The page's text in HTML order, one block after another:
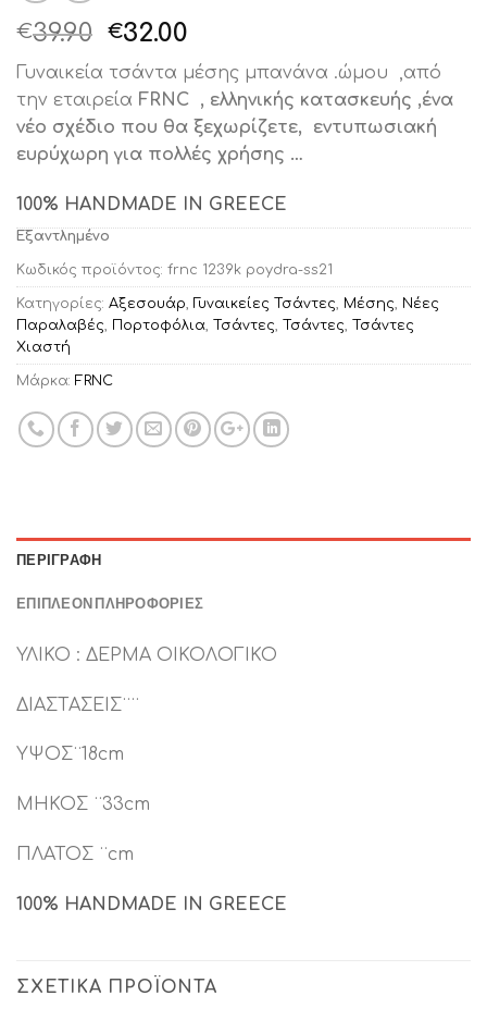
€39.90 Original
price
was:
€39.90.
€32.00
τρέχουσα
τιμή
είναι:
€32.00.
Γυναικεία τσάντα μέσης μπανάνα .ώμου ,από
την εταιρεία FRNC , ελληνικής κατασκευής ,ένα
νέο σχέδιο που θα ξεχωρίζετε, εντυπωσιακή
ευρύχωρη για πολλές χρήσης …
100% HANDMADE IN GREECE
Εξαντλημένο
Κωδικός προϊόντος: frnc 1239k poydra-ss21
Κατηγορίες: Αξεσουάρ, Γυναικείες Τσάντες, Μέσης, Νέες
Παραλαβές, Πορτοφόλια, Τσάντες, Τσάντες,
Τσάντες
Χιαστή
Μάρκα: FRNC
ΠΕΡΙΓΡΑΦΉ
ΕΠΙΠΛΈΟΝ ΠΛΗΡΟΦΟΡΊΕΣ
ΥΛΙΚΟ : ΔΕΡΜΑ ΟΙΚΟΛΟΓΙΚΟ
ΔΙΑΣΤΑΣΕΙΣ¨¨
ΥΨΟΣ¨18cm
ΜΗΚΟΣ ¨33cm
ΠΛΑΤΟΣ ¨cm
100% HANDMADE IN GREECE
ΣΧΕΤΙΚΆ ΠΡΟΪΌΝΤΑ